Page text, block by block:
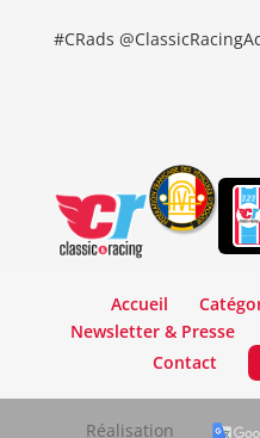
#CRads
Accueil
Newsletter & Presse
Contact
Réalisation